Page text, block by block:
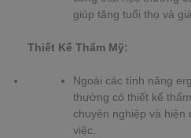
giúp tăng tuổi thọ và
Thiết Kế Thẩm Mỹ:
Ngoài các tính năng
thường có thiết kế
chuyên nghiệp và
việc.